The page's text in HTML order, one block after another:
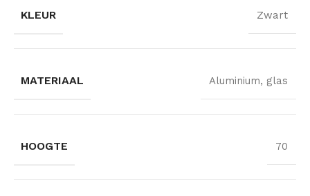
KLEUR Zwart
MATERIAAL Aluminium, glas
HOOGTE 70